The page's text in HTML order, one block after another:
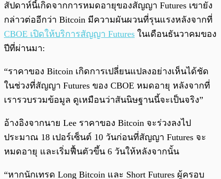
สัปดาห์นี้เกิดจากการหมดอายุของสัญญา Futures เขายัง
กล่าวต่ออีกว่า Bitcoin มีความผันผวนที่รุนแรงหลังจากที่
CBOE เปิดให้บริการสัญญา Futures ในเดือนธันวาคมของ
ปีที่ผ่านมา:
“ราคาของ Bitcoin เกิดการเปลี่ยนแปลงอย่างเห็นได้ชัด
ในช่วงที่สัญญา Futures ของ CBOE หมดอายุ หลังจากที่
เรารวบรวมข้อมูล ดูเหมือนว่าสันนิษฐานนี้จะเป็นจริง”
อ้างอิงจากนาย Lee ราคาของ Bitcoin จะร่วงลงไป
ประมาณ 18 เปอร์เซ็นต์ 10 วันก่อนที่สัญญา Futures จะ
หมดอายุ และเริ่มฟื้นตัวขึ้น 6 วันให้หลังจากนั้น
“หากนักเทรด Long Bitcoin และ Short Futures ผู้ครอบ